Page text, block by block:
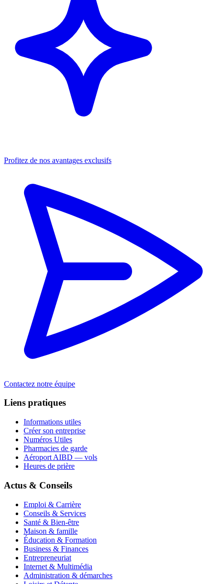
Profitez de nos avantages exclusifs
Contactez notre équipe
Liens pratiques
Informations utiles
Créer son entreprise
Numéros Utiles
Pharmacies de garde
Aéroport AIBD — vols
Heures de prière
Actus & Conseils
Emploi & Carrière
Conseils & Services
Santé & Bien-être
Maison & famille
Éducation & Formation
Business & Finances
Entrepreneuriat
Internet & Multimédia
Administration & démarches